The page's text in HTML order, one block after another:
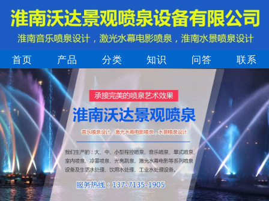
首页 产品 分类 知识 问答 联系